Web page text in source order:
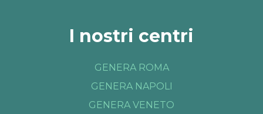
I nostri centri
GENERA ROMA
GENERA NAPOLI
GENERA VENETO